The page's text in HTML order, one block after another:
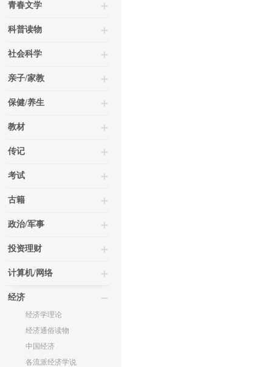
青春文学
科普读物
社会科学
亲子/家教
保健/养生
教材
传记
考试
古籍
政治/军事
投资理财
计算机/网络
经济
经济学理论
经济通俗读物
中国经济
各流派经济学说